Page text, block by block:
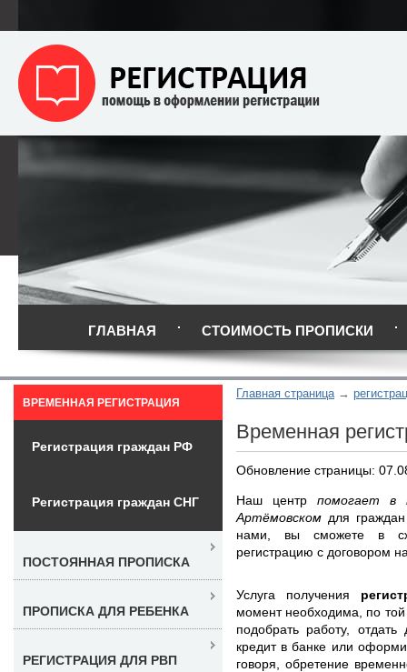
ГЛАВНАЯ СТОИМОСТЬ ПРОПИСКИ
Главная страница
Временная
Обновление страницы:
Наш центр помогает в
Артёмовском для
нами, вы сможете в
регистрацию с договором
Услуга получения
момент необходима, по
подобрать работу,
кредит в банке или
говоря, обретение
ВРЕМЕННАЯ РЕГИСТРАЦИЯ
Регистрация граждан РФ
Регистрация граждан СНГ
ПОСТОЯННАЯ ПРОПИСКА
ПРОПИСКА ДЛЯ РЕБЕНКА
РЕГИСТРАЦИЯ ДЛЯ РВП